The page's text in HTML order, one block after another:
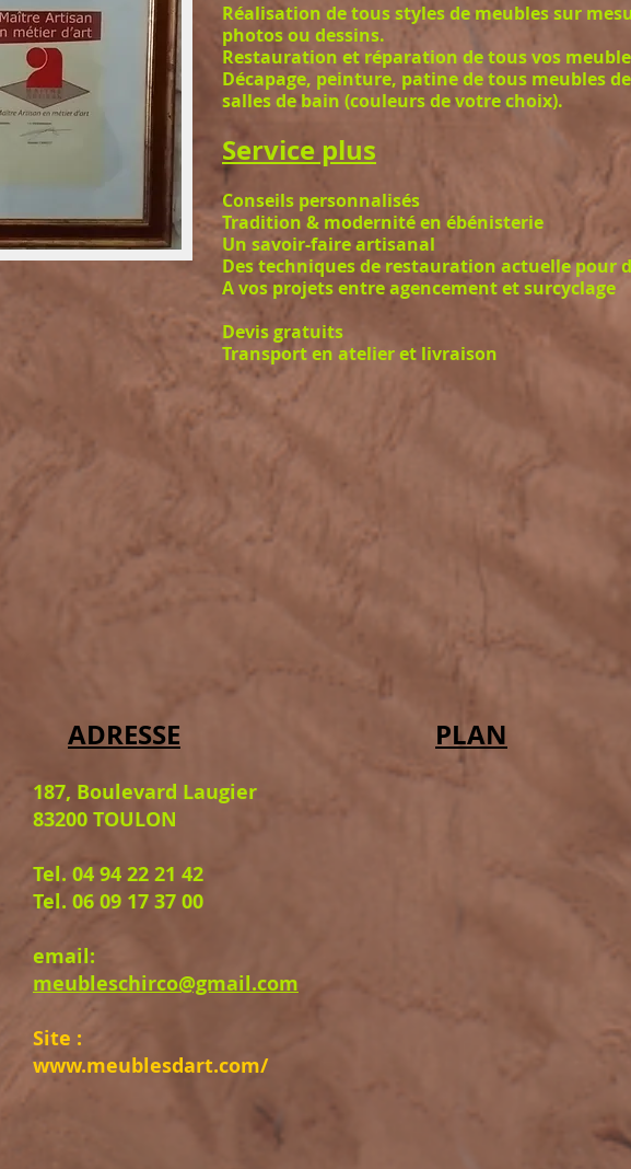
Réalisation de tous styles de meubles sur
photos ou dessins.
Restauration et réparation de tous vos
Décapage, peinture, patine de tous meubles
salles de bain (couleurs de votre choix).
Service plus
Conseils personnalisés
Tradition & modernité en ébénisterie
Un savoir-faire artisanal
Des techniques de restauration actuelle pour
A vos projets entre agencement et surcyclage
Devis gratuits
Transporten atelier et livraison
ADRESSE
187, Boulevard Laugier
83200 TOULON
Tel. 04 94 22 21 42
Tel. 06 09 17 37 00
email:
meubleschirco@gmail.com
Site :
www.meublesdart.com/
PLAN